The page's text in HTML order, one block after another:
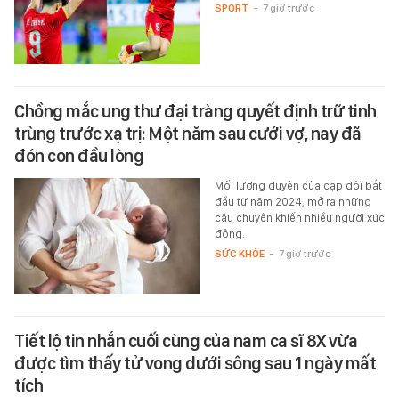
SPORT - 7 giờ trước
Chồng mắc ung thư đại tràng quyết định trữ tinh
trùng trước xạ trị: Một năm sau cưới vợ, nay đã
đón con đầu lòng
Mối lương duyên của cặp đôi bắt
đầu từ năm 2024, mở ra những
câu chuyện khiến nhiều người xúc
động.
SỨC KHỎE - 7 giờ trước
Tiết lộ tin nhắn cuối cùng của nam ca sĩ 8X vừa
được tìm thấy tử vong dưới sông sau 1 ngày mất
tích